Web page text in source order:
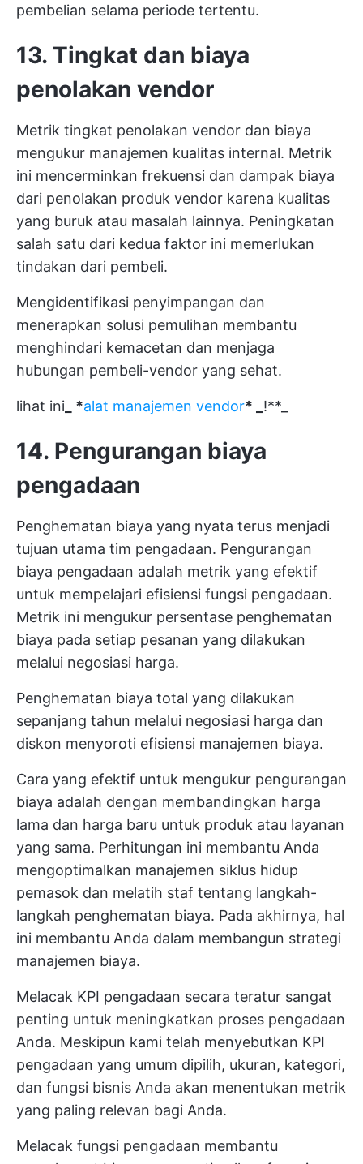
pembelian selama periode tertentu.
13. Tingkat dan biaya
penolakan vendor
Metrik tingkat penolakan vendor dan biaya
mengukur manajemen kualitas internal. Metrik
ini mencerminkan frekuensi dan dampak biaya
dari penolakan produk vendor karena kualitas
yang buruk atau masalah lainnya. Peningkatan
salah satu dari kedua faktor ini memerlukan
tindakan dari pembeli.
Mengidentifikasi penyimpangan dan
menerapkan solusi pemulihan membantu
menghindari kemacetan dan menjaga
hubungan pembeli-vendor yang sehat.
lihat ini _ *alat manajemen vendor* _ !**_
14. Pengurangan biaya
pengadaan
Penghematan biaya yang nyata terus menjadi
tujuan utama tim pengadaan. Pengurangan
biaya pengadaan adalah metrik yang efektif
untuk mempelajari efisiensi fungsi pengadaan.
Metrik ini mengukur persentase penghematan
biaya pada setiap pesanan yang dilakukan
melalui negosiasi harga.
Penghematan biaya total yang dilakukan
sepanjang tahun melalui negosiasi harga dan
diskon menyoroti efisiensi manajemen biaya.
Cara yang efektif untuk mengukur pengurangan
biaya adalah dengan membandingkan harga
lama dan harga baru untuk produk atau layanan
yang sama. Perhitungan ini membantu Anda
mengoptimalkan manajemen siklus hidup
pemasok dan melatih staf tentang langkah-
langkah penghematan biaya. Pada akhirnya, hal
ini membantu Anda dalam membangun strategi
manajemen biaya.
Melacak KPI pengadaan secara teratur sangat
penting untuk meningkatkan proses pengadaan
Anda. Meskipun kami telah menyebutkan KPI
pengadaan yang umum dipilih, ukuran, kategori,
dan fungsi bisnis Anda akan menentukan metrik
yang paling relevan bagi Anda.
Melacak fungsi pengadaan membantu